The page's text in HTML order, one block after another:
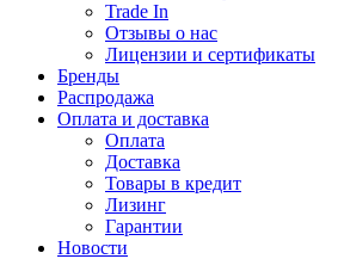
Trade In
Отзывы о нас
Лицензии и сертификаты
Бренды
Распродажа
Оплата и доставка
Оплата
Доставка
Товары в кредит
Лизинг
Гарантии
Новости